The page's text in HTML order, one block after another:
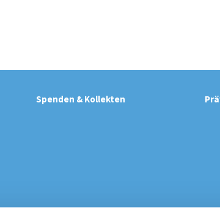
Spenden & Kollekten